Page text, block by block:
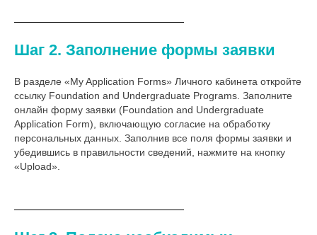
Шаг 2. Заполнение формы заявки
В разделе «My Application Forms» Личного кабинета откройте
ссылку Foundation and Undergraduate Programs. Заполните
онлайн форму заявки (Foundation and Undergraduate
Application Form), включающую согласие на обработку
персональных данных. Заполнив все поля формы заявки и
убедившись в правильности сведений, нажмите на кнопку
«Upload».